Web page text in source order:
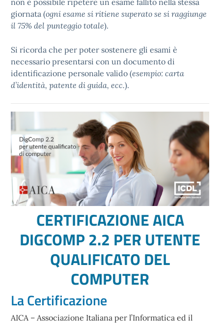
giornata (ogni esame si ritiene superato se si raggiunge
il 75% del punteggio totale).
Si ricorda che per poter sostenere gli esami è
necessario presentarsi con un documento di
identificazione personale valido (esempio: carta
d’identità, patente di guida, ecc.).
CERTIFICAZIONE AICA
DIGCOMP 2.2 PER UTENTE
QUALIFICATO DEL
COMPUTER
La Certificazione
AICA – Associazione Italiana per l’Informatica ed il